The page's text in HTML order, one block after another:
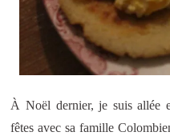
À Noël dernier, je suis allée
fêtes avec sa famille